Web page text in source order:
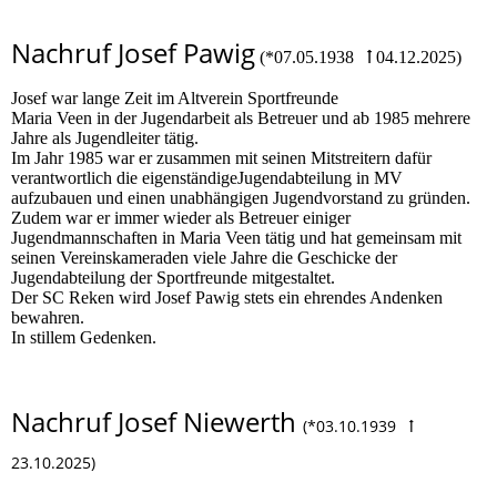
Nachruf Josef Pawig (*07.05.1938 ꝉ 04.12.2025)
Josef war lange Zeit im Altverein Sportfreunde
Maria Veen in der Jugendarbeit als Betreuer und ab 1985 mehrere
Jahre als Jugendleiter tätig.
Im Jahr 1985 war er zusammen mit seinen Mitstreitern dafür
verantwortlich die eigenständigeJugendabteilung in MV
aufzubauen und einen unabhängigen Jugendvorstand zu gründen.
Zudem war er immer wieder als Betreuer einiger
Jugendmannschaften in Maria Veen tätig und hat gemeinsam mit
seinen Vereinskameraden viele Jahre die Geschicke der
Jugendabteilung der Sportfreunde mitgestaltet.
Der SC Reken wird Josef Pawig stets ein ehrendes Andenken
bewahren.
In stillem Gedenken.
Nachruf Josef Niewerth (*03.10.1939 ꝉ
23.10.2025)